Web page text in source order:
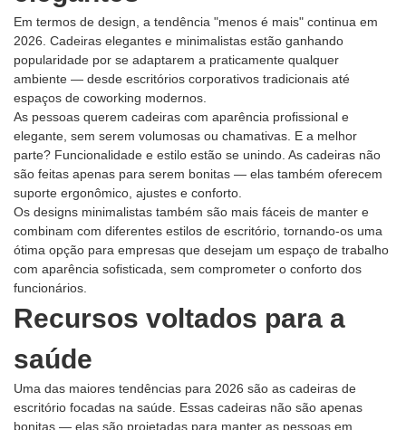
Em termos de design, a tendência "menos é mais" continua em
2026. Cadeiras elegantes e minimalistas estão ganhando
popularidade por se adaptarem a praticamente qualquer
ambiente — desde escritórios corporativos tradicionais até
espaços de coworking modernos.
As pessoas querem cadeiras com aparência profissional e
elegante, sem serem volumosas ou chamativas. E a melhor
parte? Funcionalidade e estilo estão se unindo. As cadeiras não
são feitas apenas para serem bonitas — elas também oferecem
suporte ergonômico, ajustes e conforto.
Os designs minimalistas também são mais fáceis de manter e
combinam com diferentes estilos de escritório, tornando-os uma
ótima opção para empresas que desejam um espaço de trabalho
com aparência sofisticada, sem comprometer o conforto dos
funcionários.
Recursos voltados para a
saúde
Uma das maiores tendências para 2026 são as cadeiras de
escritório focadas na saúde. Essas cadeiras não são apenas
bonitas — elas são projetadas para manter as pessoas em